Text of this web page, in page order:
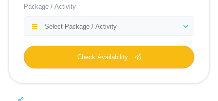
Package / Activity
Select Package / Activity
Check Availability